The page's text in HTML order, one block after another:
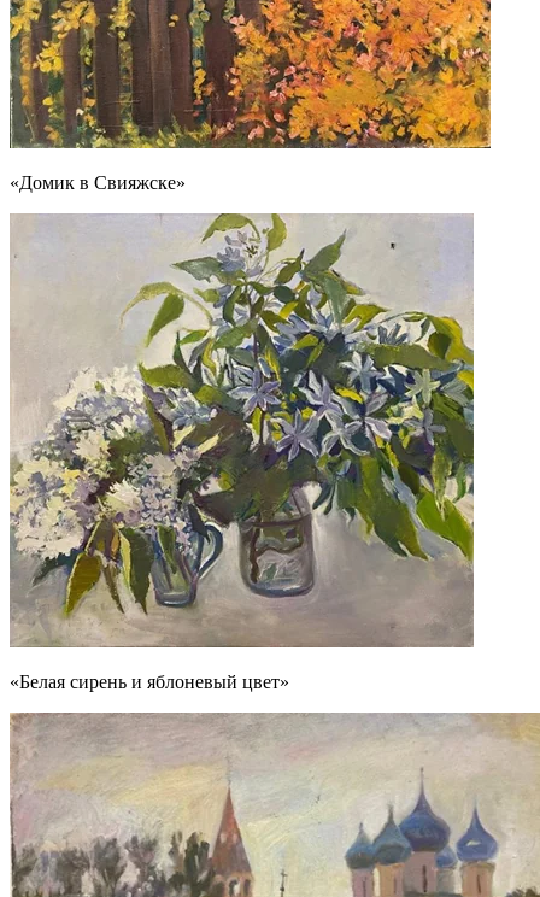
«Домик в Свияжске»
«Белая сирень и яблоневый цвет»